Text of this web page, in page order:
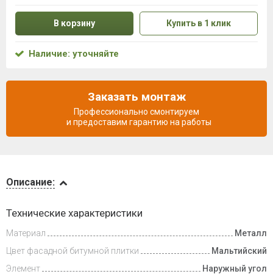
Доставка
и оплата
Описание:
Технические характеристики
Материал
Металл
Цвет фасадной битумной плитки
Мальтийский
Элемент
Наружный угол
В корзину Купить в 1 клик
Наличие: уточняйте
Заказать монтаж
Профессионально смонтируем
и предоставим гарантию на работы